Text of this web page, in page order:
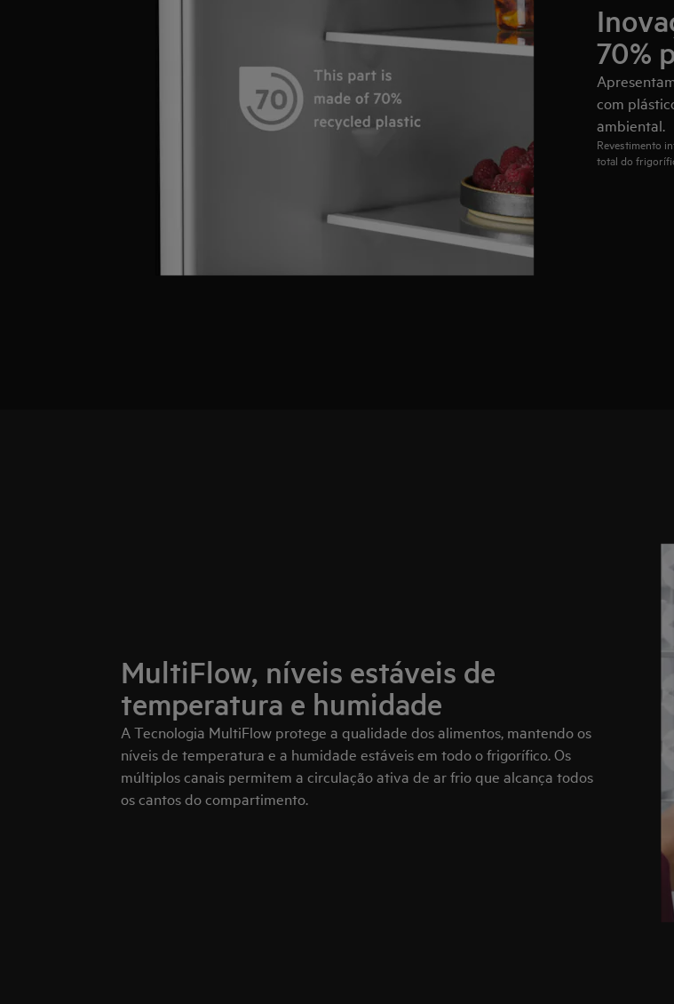
70%
com
ambiental.
Revestimento
total do
MultiFlow, níveis estáveis de
temperatura e humidade
A Tecnologia MultiFlow protege a qualidade dos alimentos, mantendo os
níveis de temperatura e a humidade estáveis em todo o frigorífico. Os
múltiplos canais permitem a circulação ativa de ar frio que alcança todos
os cantos do compartimento.